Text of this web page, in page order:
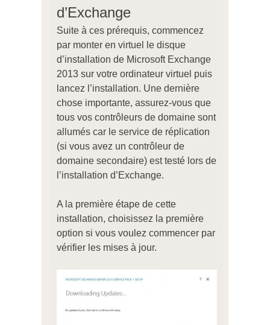
d’Exchange
Suite à ces prérequis, commencez
par monter en virtuel le disque
d’installation de Microsoft Exchange
2013 sur votre ordinateur virtuel puis
lancez l’installation. Une dernière
chose importante, assurez-vous que
tous vos contrôleurs de domaine sont
allumés car le service de réplication
(si vous avez un contrôleur de
domaine secondaire) est testé lors de
l’installation d’Exchange.
A la première étape de cette
installation, choisissez la première
option si vous voulez commencer par
vérifier les mises à jour.